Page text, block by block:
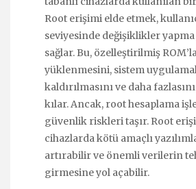
Root erişimi elde etmek,
seviyesinde değişiklikler
sağlar. Bu, özelleştirilmiş
yüklenmesini, sistem
kaldırılmasını ve daha
kılar. Ancak, root hesaplama
güvenlik riskleri taşır. Root
cihazlarda kötü amaçlı
artırabilir ve önemli verilerin
girmesine yol açabilir.